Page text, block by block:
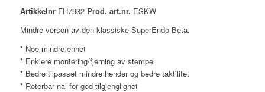
ArtikkelnrFH7932 Prod. art.nr. ESKW
Mindre verson av den klassiske SuperEndo Beta.
* Noe mindre enhet
* Enklere montering/fjerning av stempel
* Bedre tilpasset mindre hender og bedre taktilitet
* Roterbar nål for god tilgjenglighet